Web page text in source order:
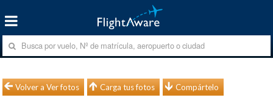
Volver a Ver fotos Carga tus fotos Compártelo